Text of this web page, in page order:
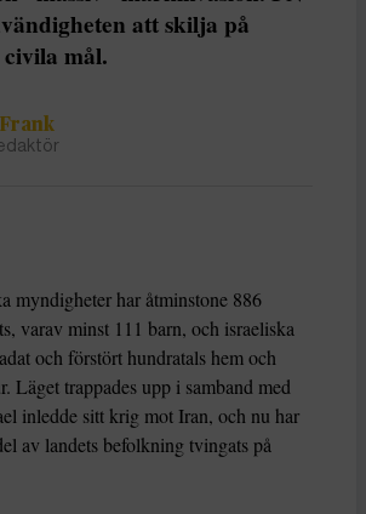
att skilja på
mål.
myndigheter har åtminstone 886
varav minst 111 barn, och israeliska
och förstört hundratals hem och
Läget trappades upp i samband med
inledde sitt krig mot Iran, och nu har
av landets befolkning tvingats på